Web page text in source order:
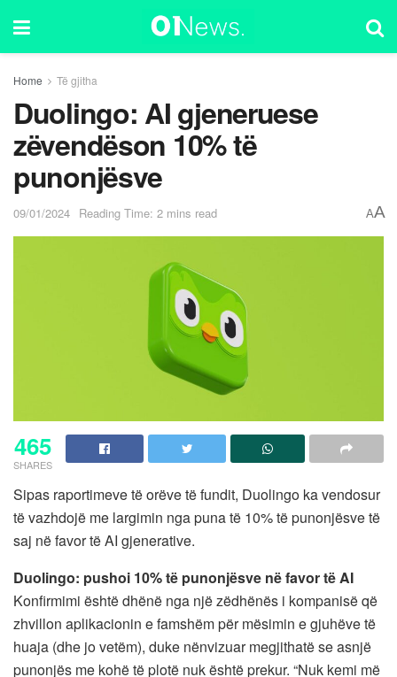
Home Të gjitha
Duolingo: AI gjeneruese
zëvendëson 10% të
punonjësve
09/01/2024 Reading Time: 2 mins read AA
465
SHARES
Sipas raportimeve të orëve të fundit, Duolingo ka vendosur
të vazhdojë me largimin nga puna të 10% të punonjësve të
saj në favor të AI gjenerative.
Duolingo: pushoi 10% të punonjësve në favor të AI
Konfirmimi është dhënë nga një zëdhënës i kompanisë që
zhvillon aplikacionin e famshëm për mësimin e gjuhëve të
huaja (dhe jo vetëm), duke nënvizuar megjithatë se asnjë
punonjës me kohë të plotë nuk është prekur. “Nuk kemi më